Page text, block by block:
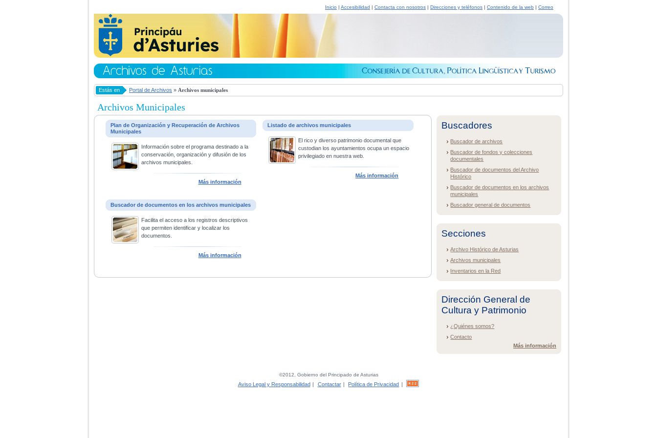
Inicio | Accesibilidad | Contacta con nosotros | Direcciones y teléfonos | Contenido de la web | Correo
Estás en Portal de Archivos » Archivos municipales
Archivos Municipales
Plan de Organización y Recuperación de Archivos
Municipales
Información sobre el programa destinado a la
conservación, organización y difusión de los
archivos municipales.
Más información
Listado de archivos municipales
El rico y diverso patrimonio documental que
custodian los ayuntamientos ocupa un espacio
privilegiado en nuestra web.
Más información
Buscador de documentos en los archivos municipales
Facilita el acceso a los registros descriptivos
que permiten identificar y localizar los
documentos.
Más información
Buscadores
Buscador de archivos
Buscador de fondos y colecciones
documentales
Buscador de documentos del Archivo
Histórico
Buscador de documentos en los archivos
municipales
Buscador general de documentos
Secciones
Archivo Histórico de Asturias
Archivos municipales
Inventarios en la Red
Dirección General de
Cultura y Patrimonio
¿Quiénes somos?
Contacto
Más información
©2012, Gobierno del Principado de Asturias
Aviso Legal y Responsabilidad | Contactar | Política de Privacidad |